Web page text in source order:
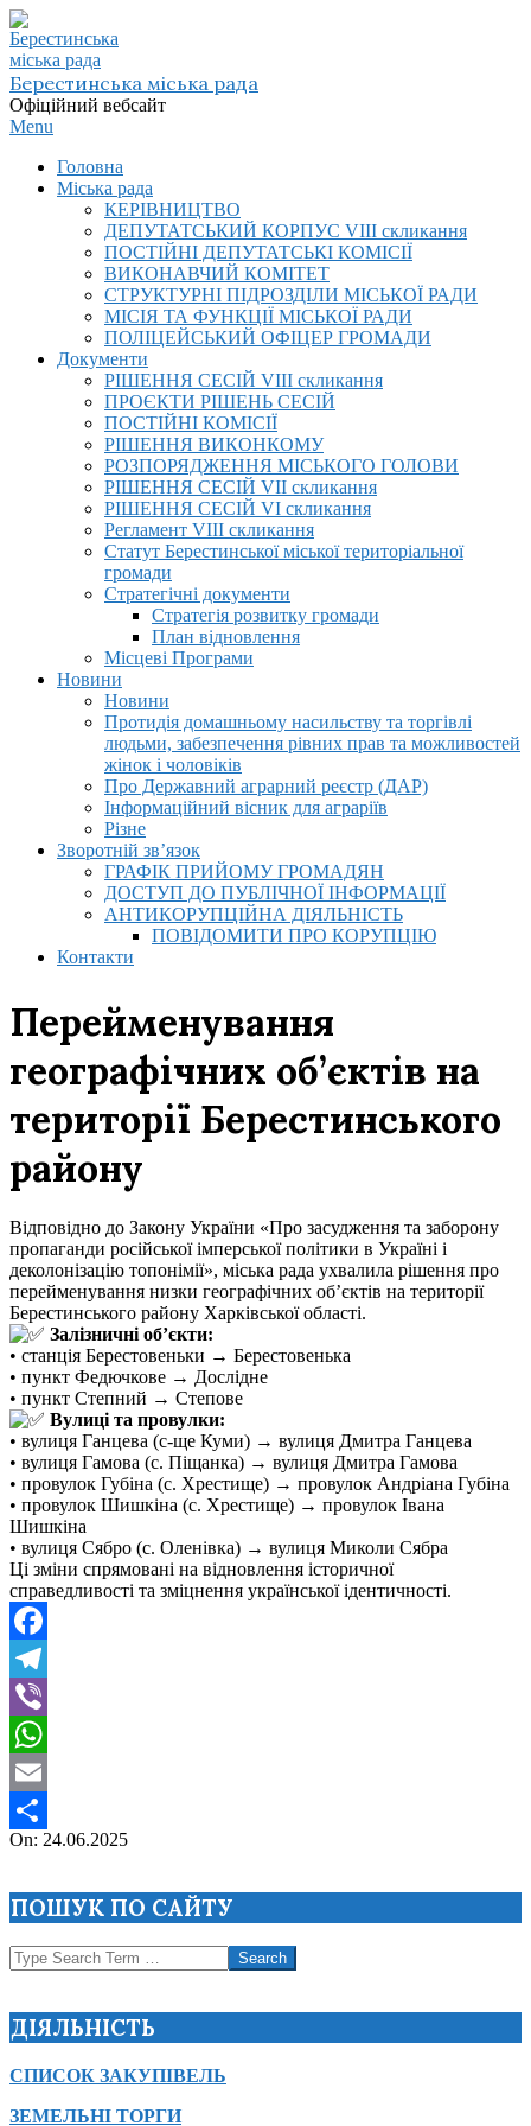
Skip
to
content
Берестинська міська рада
Офіційний вебсайт
Primary
Menu
Menu
Головна
Міська рада
КЕРІВНИЦТВО
ДЕПУТАТСЬКИЙ КОРПУС VIІI скликання
ПОСТІЙНІ ДЕПУТАТСЬКІ КОМІСІЇ
ВИКОНАВЧИЙ КОМІТЕТ
СТРУКТУРНІ ПІДРОЗДІЛИ МІСЬКОЇ РАДИ
МІСІЯ ТА ФУНКЦІЇ МІСЬКОЇ РАДИ
ПОЛІЦЕЙСЬКИЙ ОФІЦЕР ГРОМАДИ
Документи
РІШЕННЯ СЕСІЙ VIІI скликання
ПРОЄКТИ РІШЕНЬ СЕСІЙ
ПОСТІЙНІ КОМІСІЇ
РІШЕННЯ ВИКОНКОМУ
РОЗПОРЯДЖЕННЯ МІСЬКОГО ГОЛОВИ
РІШЕННЯ СЕСІЙ VII скликання
РІШЕННЯ СЕСІЙ VI скликання
Регламент VIІI скликання
Статут Берестинської міської територіальної
громади
Стратегічні документи
Стратегія розвитку громади
План відновлення
Місцеві Програми
Новини
Новини
Протидія домашньому насильству та торгівлі
людьми, забезпечення рівних прав та можливостей
жінок і чоловіків
Про Державний аграрний реєстр (ДАР)
Інформаційний вісник для аграріїв
Різне
Зворотній зв’язок
ГРАФІК ПРИЙОМУ ГРОМАДЯН
ДОСТУП ДО ПУБЛІЧНОЇ ІНФОРМАЦІЇ
АНТИКОРУПЦІЙНА ДІЯЛЬНІСТЬ
ПОВІДОМИТИ ПРО КОРУПЦІЮ
Контакти
Перейменування
географічних об’єктів на
території Берестинського
району
Відповідно до Закону України «Про засудження та заборону
пропаганди російської імперської політики в Україні і
деколонізацію топонімії», міська рада ухвалила рішення про
перейменування низки географічних об’єктів на території
Берестинського району Харківської області.
Залізничні об’єкти:
• станція Берестовеньки → Берестовенька
• пункт Федючкове → Дослідне
• пункт Степний → Степове
Вулиці та провулки:
• вулиця Ганцева (с-ще Куми) → вулиця Дмитра Ганцева
• вулиця Гамова (с. Піщанка) → вулиця Дмитра Гамова
• провулок Губіна (с. Хрестище) → провулок Андріана Губіна
• провулок Шишкіна (с. Хрестище) → провулок Івана
Шишкіна
• вулиця Сябро (с. Оленівка) → вулиця Миколи Сябра
Ці зміни спрямовані на відновлення історичної
справедливості та зміцнення української ідентичності.
Facebook
Telegram
Viber
WhatsApp
Email
Поділитися
2025-
On: 24.06.2025
ПОШУК ПО САЙТУ
Search
ДІЯЛЬНІСТЬ
СПИСОК ЗАКУПІВЕЛЬ
ЗЕМЕЛЬНІ ТОРГИ